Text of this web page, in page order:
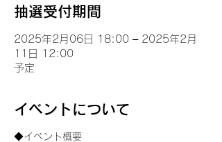
抽選受付期間
2025年2月06日 18:00 – 2025年2月
11日 12:00
予定
イベントについて
◆イベント概要